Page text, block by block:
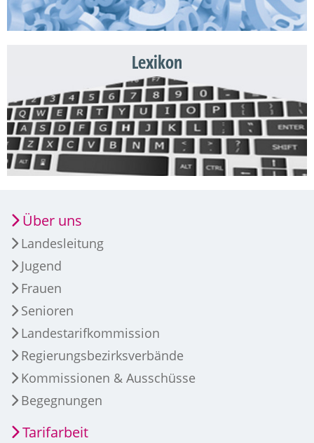
Lexikon
Über uns
Landesleitung
Jugend
Frauen
Senioren
Landestarifkommission
Regierungsbezirksverbände
Kommissionen & Ausschüsse
Begegnungen
Tarifarbeit